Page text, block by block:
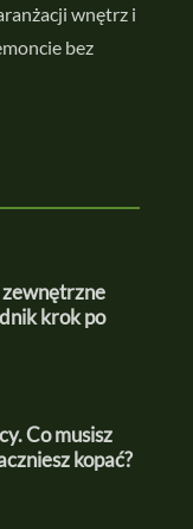
wnętrz i
bez
krok po
Co musisz
kopać?